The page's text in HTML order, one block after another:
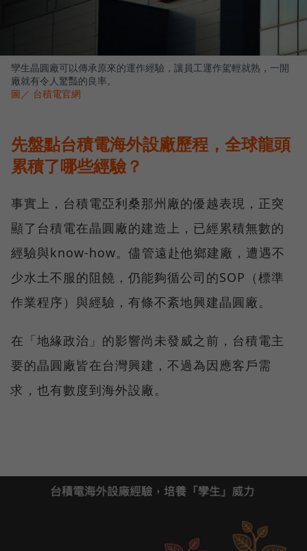
孿生晶圓廠可以傳承原來的運作經驗，讓員工運作駕輕就熟，一開
廠就有令人驚豔的良率。
圖／ 台積電官網
先盤點台積電海外設廠歷程，全球龍頭
累積了哪些經驗？
事實上，台積電亞利桑那州廠的優越表現，正突
顯了台積電在晶圓廠的建造上，已經累積無數的
經驗與know-how。儘管遠赴他鄉建廠，遭遇不
少水土不服的阻饒，仍能夠循公司的SOP（標準
作業程序）與經驗，有條不紊地興建晶圓廠。
在「地緣政治」的影響尚未發威之前，台積電主
要的晶圓廠皆在台灣興建，不過為因應客戶需
求，也有數度到海外設廠。